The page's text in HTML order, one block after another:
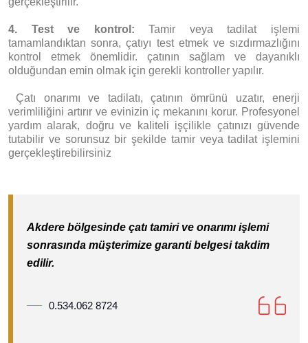
4. Test ve kontrol:Tamir veya tadilat işlemi
tamamlandıktan sonra, çatıyı test etmek ve sızdırmazlığını
kontrol etmek önemlidir. çatının sağlam ve dayanıklı
olduğundan emin olmak için gerekli kontroller yapılır.
Çatı onarımı ve tadilatı, çatının ömrünü uzatır, enerji
verimliliğini artırır ve evinizin iç mekanını korur. Profesyonel
yardım alarak, doğru ve kaliteli işçilikle çatınızı güvende
tutabilir ve sorunsuz bir şekilde tamir veya tadilat işlemini
gerçekleştirebilirsiniz
Akdere bölgesinde çatı tamiri ve onarımı işlemi
sonrasında müşterimize garanti belgesi takdim
edilir.
0.534.062 8724